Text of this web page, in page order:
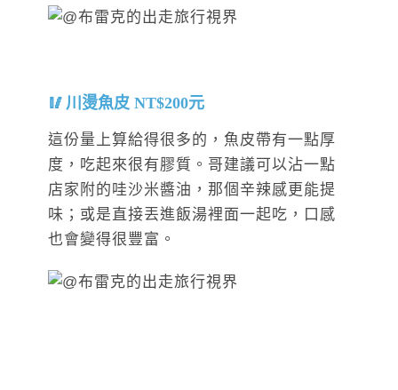
川燙魚皮 NT$200元
這份量上算給得很多的，魚皮帶有一點厚
度，吃起來很有膠質。哥建議可以沾一點
店家附的哇沙米醬油，那個辛辣感更能提
味；或是直接丟進飯湯裡面一起吃，口感
也會變得很豐富。